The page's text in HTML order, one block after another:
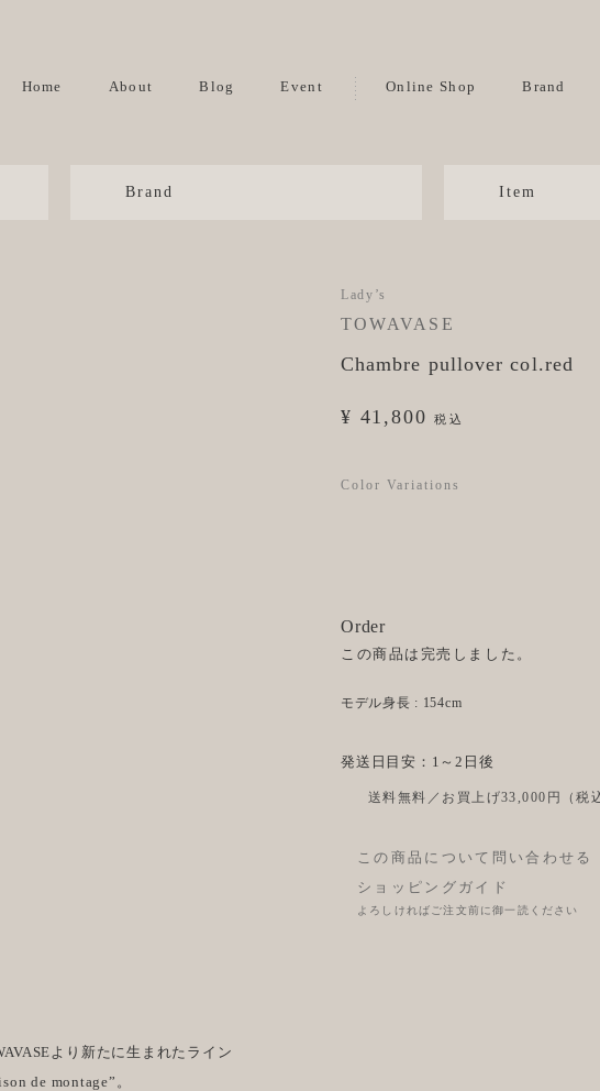
Home About Blog Event Online Shop Brand
Brand Item
Lady’s
TOWAVASE
Chambre pullover col.red
¥ 41,800 税込
Color Variations
Order
この商品は完売しました。
モデル身長 : 154cm
発送日目安：1～2日後
送料無料／お買上げ33,000円（税
この商品について問い合わせる
ショッピングガイド
よろしければご注文前に御一読ください
より新たに生まれたライン
de montage”。